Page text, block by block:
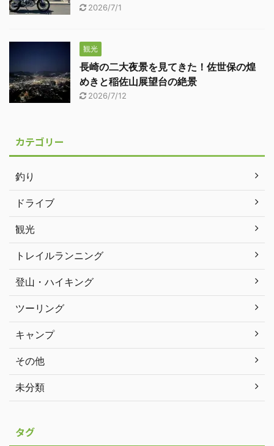
2026/7/1
観光
長崎の二大夜景を見てきた！佐世保の煌
めきと稲佐山展望台の絶景
2026/7/12
カテゴリー
釣り
ドライブ
観光
トレイルランニング
登山・ハイキング
ツーリング
キャンプ
その他
未分類
タグ